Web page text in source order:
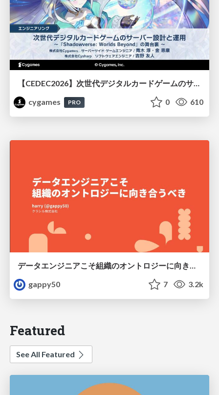
【CEDEC2026】次世代デジタルカードゲームのサーバー設計と運用 〜『Shadowverse: Worlds Beyond』の舞台裏～
cygames
PRO 0 610
データエンジニアこそ組織のオントロジーに向き合うべき — 問いに答えるAIから、事業を動かすAIへ
gappy50
7 3.2k
Featured
See All Featured